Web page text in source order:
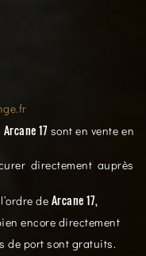
Arcane 17 sont en vente en
directement auprès
de Arcane 17,
encore directement
de port sont gratuits.